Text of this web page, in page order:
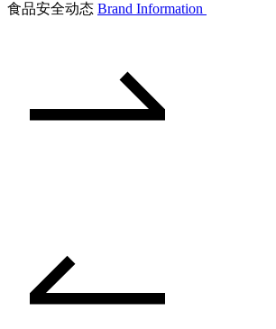
食品安全动态 Brand Information